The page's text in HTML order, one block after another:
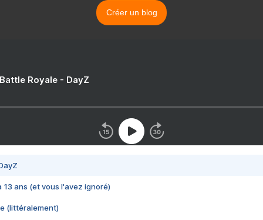
Créer un blog
Royale - DayZ
13 ans (et vous l'avez ignoré)
(littéralement)